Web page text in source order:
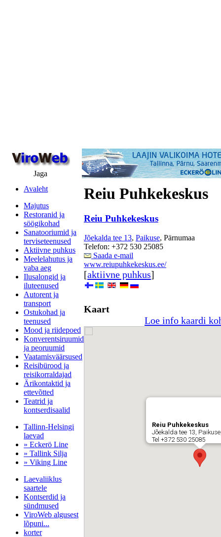
Jaga
Avaleht
Majutus
Restoranid ja
söögikohad
Sanatooriumid ja
terviseteenused
Aktiivne puhkus
Meelelahutus ja
vaba aeg
Ilusalongid ja
iluteenused
Autorent ja
transport
Ostukohad ja
teenused
Mood ja riidepoed
Konverentsiruumid
ja peoruumid
Vaatamisväärsused
Reisibürood ja
reisikorraldajad
Ärikontaktid ja
ettevõtted
Teatrid ja
kontserdisaalid
Tallinn-Helsingi
laevad
» Eckerö Line
» Tallink Silja
» Viking Line
Laevaliiklus
saartele
Kontserdid ja
sündmused
ViroWeb algusest
lõpuni...
korter
Reiu Puhkekeskus
Reiu Puhkekeskus
Jõekalda tee 13, Paikuse, Pärnumaa
Telefon: +372 530 25085
Saada e-mail
www.reiupuhkekeskus.ee/
[aktiivne puhkus]
Kaart
Loe info kaardi
Reiu Puhkekeskus
Jõekalda tee 13,
Tel +372 530 25085